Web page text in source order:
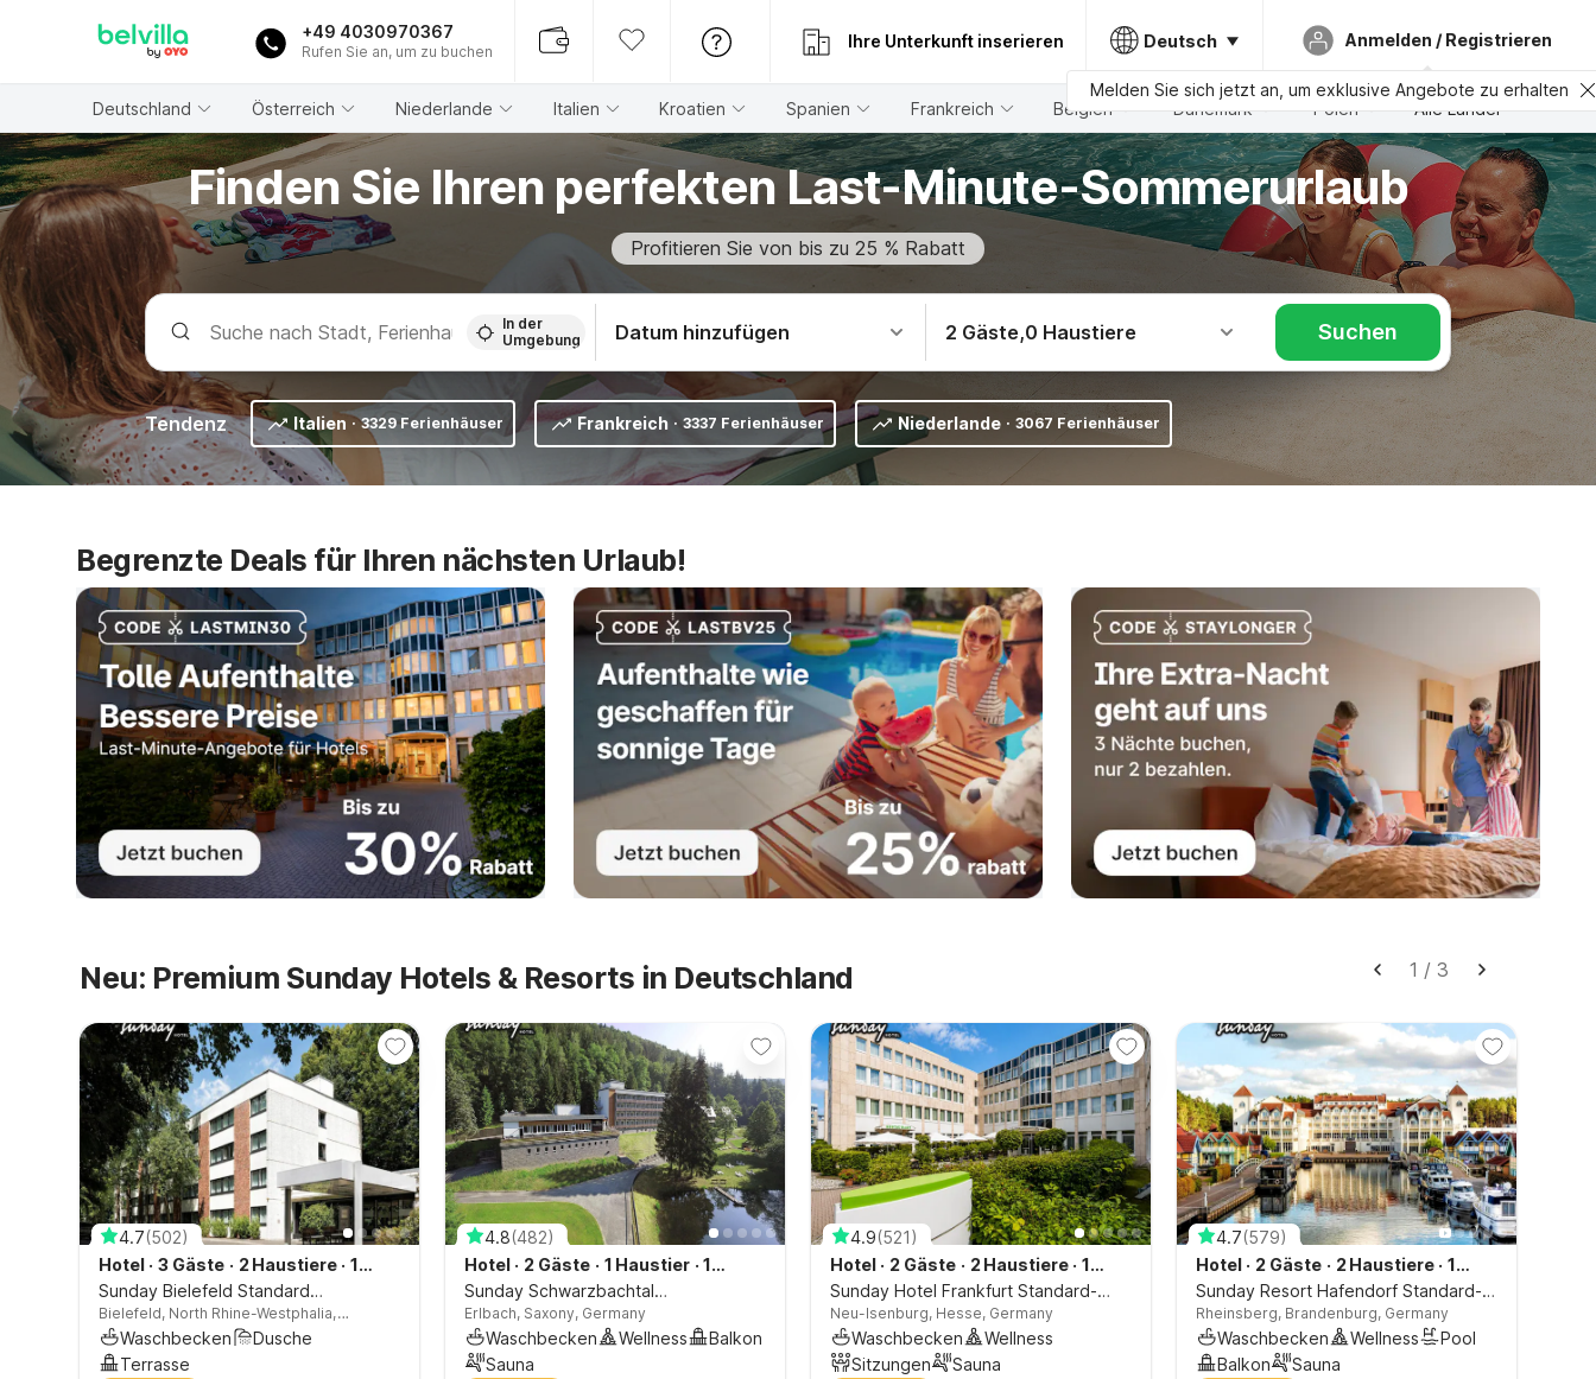
+49 4030970367
Rufen Sie an, um zu buchen
Ihre Unterkunft inserieren Deutsch Anmelden / Registrieren
Melden Sie sich jetzt an, um exklusive Angebote zu erhalten
Deutschland
Österreich Niederlande Italien Kroatien Spanien Frankreich Belgien Dänemark Polen Alle Länder
Finden Sie Ihren perfekten Last-Minute-Sommerurlaub
Profitieren Sie von bis zu 25 % Rabatt
In der
Umgebung
Datum hinzufügen 2 Gäste,0 Haustiere Suchen
Tendenz Italien · 3329 Ferienhäuser Frankreich · 3337 Ferienhäuser Niederlande · 3067 Ferienhäuser
Begrenzte Deals für Ihren nächsten Urlaub!
Neu: Premium Sunday Hotels & Resorts in Deutschland
4.7(502)
Hotel · 3 Gäste · 2 Haustiere · 1
Schlafzimmer
Sunday Bielefeld Standard
Doppelzimmer Schlafsofa
Bielefeld, North Rhine-Westphalia,
Germany
Waschbecken
Dusche
Terrasse
4.8(482)
Hotel · 2 Gäste · 1 Haustier · 1
Schlafzimmer
Sunday Schwarzbachtal
Doppelzimmer mit Waldblick
Erlbach, Saxony, Germany
Waschbecken Wellness
Balkon
Sauna
4.9(521)
Hotel · 2 Gäste · 2 Haustiere · 1
Schlafzimmer
Sunday Hotel Frankfurt Standard-
Doppelzimmer
Neu-Isenburg, Hesse, Germany
Waschbecken
Wellness
Sitzungen
Sauna
4.7(579)
Hotel · 2 Gäste · 2 Haustiere · 1
Schlafzimmer
Sunday Resort Hafendorf Standard-
Doppelzimmer
Rheinsberg, Brandenburg, Germany
Waschbecken Wellness
Pool
Balkon
Sauna
1 / 3